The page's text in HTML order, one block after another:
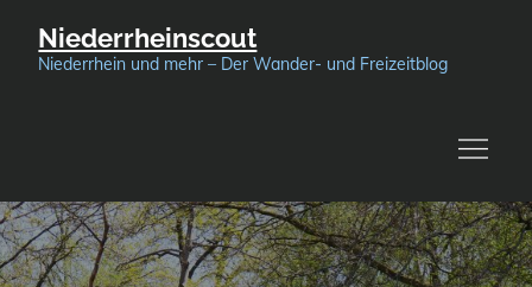
Niederrheinscout
Niederrhein und mehr – Der Wander- und Freizeitblog